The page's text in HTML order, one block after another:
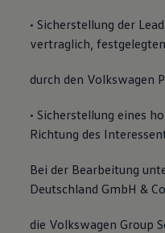
• Sicherstellung der
vertraglich,
durch den Volkswagen
• Sicherstellung eines
Richtung des
Bei der Bearbeitung
Deutschland GmbH &
die Volkswagen Group